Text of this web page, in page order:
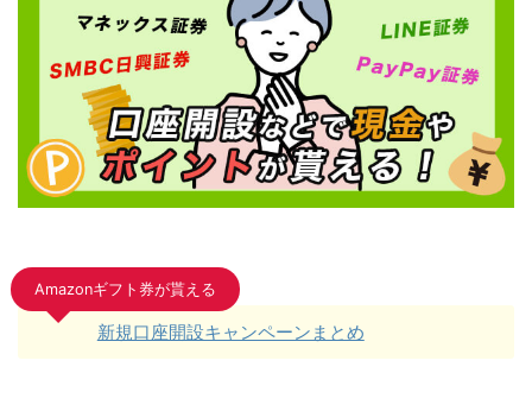
Amazonギフト券が貰える
新規口座開設キャンペーンまとめ